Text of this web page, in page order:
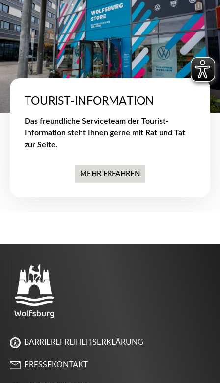
TOURIST-INFORMATION
Das freundliche Serviceteam der Tourist-
Information steht Ihnen gerne mit Rat und Tat
zur Seite.
MEHR ERFAHREN
BARRIEREFREIHEITSERKLÄRUNG
PRESSEKONTAKT